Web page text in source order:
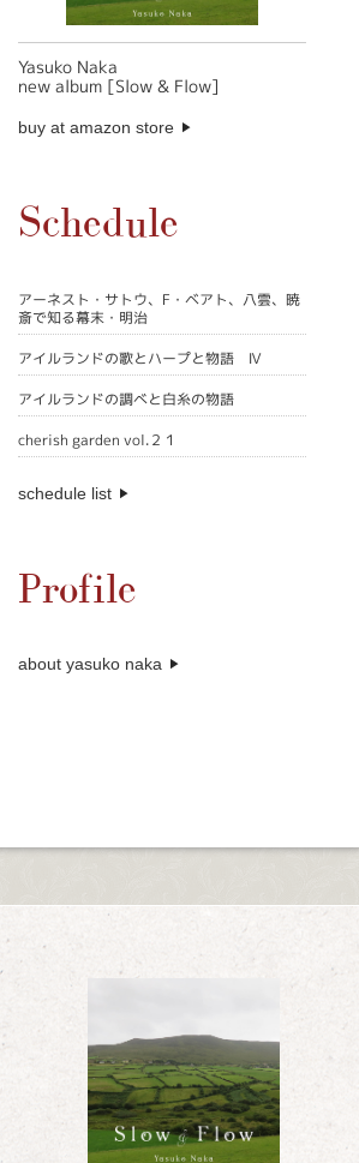
Yasuko Naka
new album [Slow & Flow]
buy at amazon store
Schedule
アーネスト・サトウ、F・ベアト、八雲、暁
斎で知る幕末・明治
アイルランドの歌とハープと物語 Ⅳ
アイルランドの調べと白糸の物語
cherish garden vol.２１
schedule list
Profile
about yasuko naka